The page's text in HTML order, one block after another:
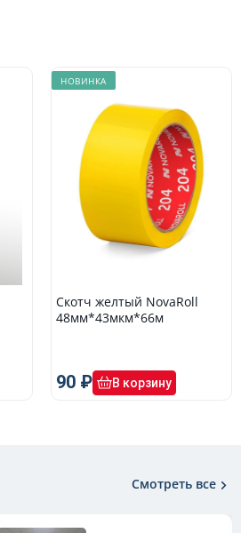
НОВИНКА
Скотч желтый NovaRoll
48мм*43мкм*66м
90 ₽ В корзину
Смотреть все